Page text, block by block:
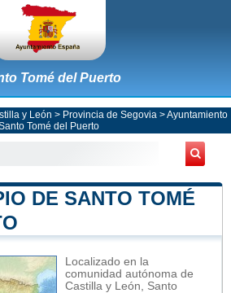
Tomé del Puerto
y León > Provincia de Segovia >Ayuntamiento
Tomé del Puerto
DE SANTO TOMÉ
Localizado en la
comunidad autónoma de
Castilla y León, Santo